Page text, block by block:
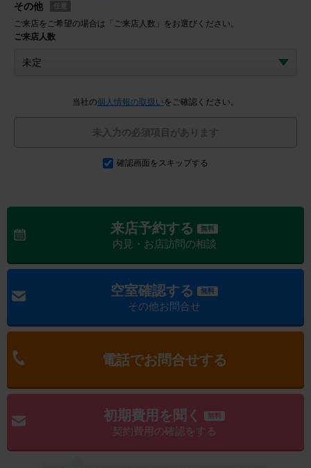
その他 任意
ご来店をご希望の場合は「ご来店人数」をお選びください。
ご来店人数
当社の個人情報の取扱い をご確認ください。
未入力の必須項目があります
確認画面をスキップする
来店予約する 無料
内見・お店訪問の相談
空室確認する 無料
その他お問合せ
電話でお問合せする
初期費用を聞く 無料
契約費用の確認をする